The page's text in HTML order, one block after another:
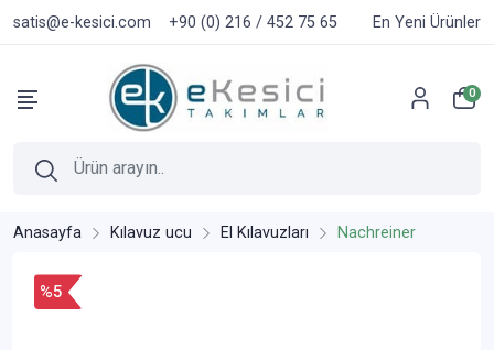
satis@e-kesici.com +90 (0) 216 / 452 75 65 En Yeni Ürünler
0
Anasayfa Kılavuz ucu El Kılavuzları Nachreiner
%5